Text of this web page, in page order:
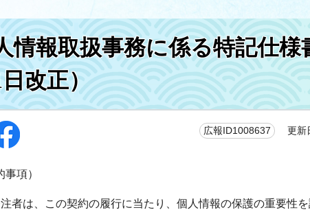
情報取扱事務に係る特記仕様
改正）
広報ID1008637 更新
事項）
者は、この契約の履行に当たり、個人情報の保護の重要性